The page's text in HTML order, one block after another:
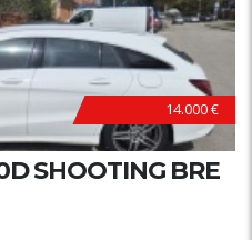
14.000 €
SHOOTING BRE